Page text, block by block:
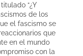
“¿Y
de los
el fascismo se
que
en el mundo
con la